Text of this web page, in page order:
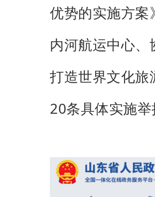
优势的实施方
内河航运中心
打造世界文化
20条具体实施举